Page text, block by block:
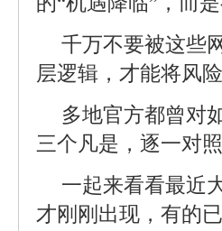
千万不要被这些
层逻辑，才能将风
多地官方都曾对
三个凡是，逐一对
一起来看看最近
才刚刚出现，有的